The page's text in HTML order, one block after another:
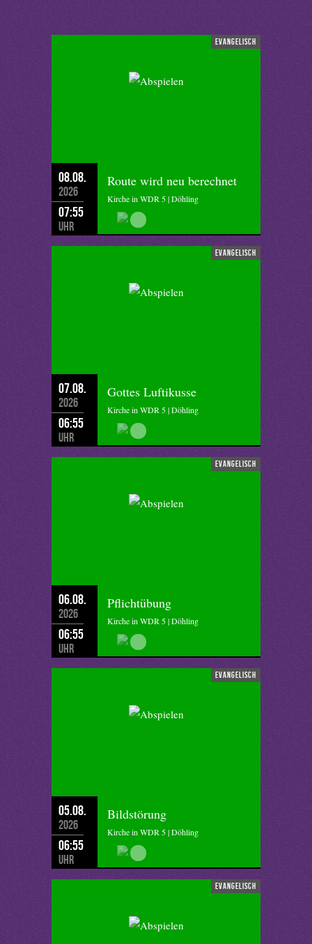
evangelisch
08.08.
2026
07:55
Uhr
Route wird neu berechnet
Kirche in WDR 5 | Döhling
evangelisch
07.08.
2026
06:55
Uhr
Gottes Luftikusse
Kirche in WDR 5 | Döhling
evangelisch
06.08.
2026
06:55
Uhr
Pflichtübung
Kirche in WDR 5 | Döhling
evangelisch
05.08.
2026
06:55
Uhr
Bildstörung
Kirche in WDR 5 | Döhling
evangelisch